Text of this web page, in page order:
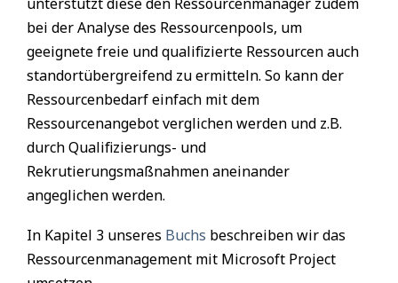
bei der Analyse des Ressourcenpools, um
geeignete freie und qualifizierte Ressourcen auch
standortübergreifend zu ermitteln. So kann der
Ressourcenbedarf einfach mit dem
Ressourcenangebot verglichen werden und z.B.
durch Qualifizierungs- und
Rekrutierungsmaßnahmen aneinander
angeglichen werden.
In Kapitel 3 unseres Buchs beschreiben wir das
Ressourcenmanagement mit Microsoft Project